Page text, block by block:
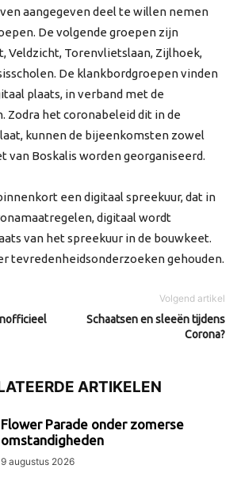
aangegeven deel te willen nemen
De volgende groepen zijn
Veldzicht, Torenvlietslaan, Zijlhoek,
De klankbordgroepen vinden
plaats, in verband met de
Zodra het coronabeleid dit in de
kunnen de bijeenkomsten zowel
van Boskalis worden georganiseerd.
een digitaal spreekuur, dat in
digitaal wordt
van het spreekuur in de bouwkeet.
tevredenheidsonderzoeken gehouden.
Volgend artikel
Schaatsen en sleeën tijdens
Corona?
ARTIKELEN
Flower Parade onder zomerse
omstandigheden
9 augustus 2026